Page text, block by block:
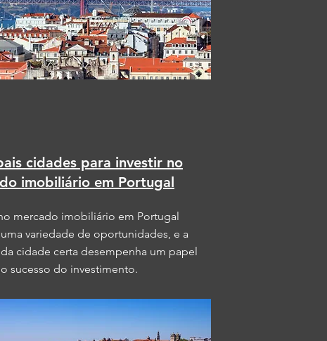
cidades para investir no
imobiliário em Portugal
mercado imobiliário em Portugal
variedade de oportunidades, e a
cidade certa desempenha um papel
sucesso do investimento.